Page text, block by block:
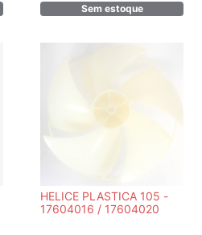
Sem estoque
HELICE PLASTICA 105 -
17604016 / 17604020